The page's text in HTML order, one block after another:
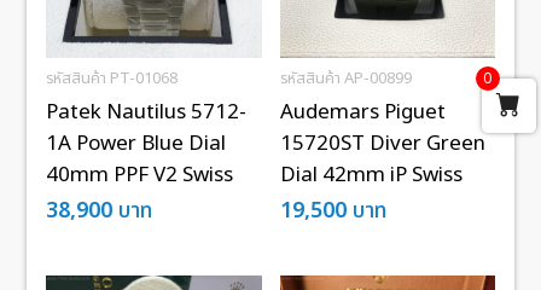
0
รหัสสินค้า PT-01068
Patek Nautilus 5712-
1A Power Blue Dial
40mm PPF V2 Swiss
38,900 บาท
รหัสสินค้า AP-00899
Audemars Piguet
15720ST Diver Green
Dial 42mm iP Swiss
19,500 บาท